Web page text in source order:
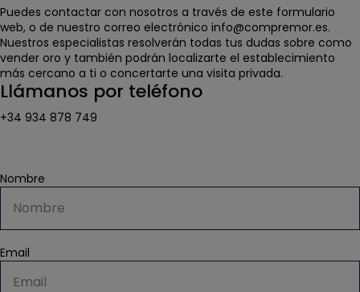
Puedes contactar con nosotros a través de este formulario
web, o de nuestro correo electrónico info@compremor.es.
Nuestros especialistas resolverán todas tus dudas sobre como
vender oro y también podrán localizarte el establecimiento
más cercano a ti o concertarte una visita privada.
Llámanos por teléfono
+34 934 878 749
Nombre
Email